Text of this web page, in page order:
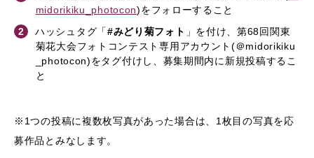
midorikiku_photocon)をフォローすること
ハッシュタグ「#みどり菊フォト 」を付け、第68回関東
菊花大会フォトコンテスト専用アカウント(＠midorikiku
_photocon)をタグ付けし、募集期間内に新規投稿するこ
と
※1つの投稿に複数枚写真があった場合は、1枚目の写真を応
募作品とみなします。